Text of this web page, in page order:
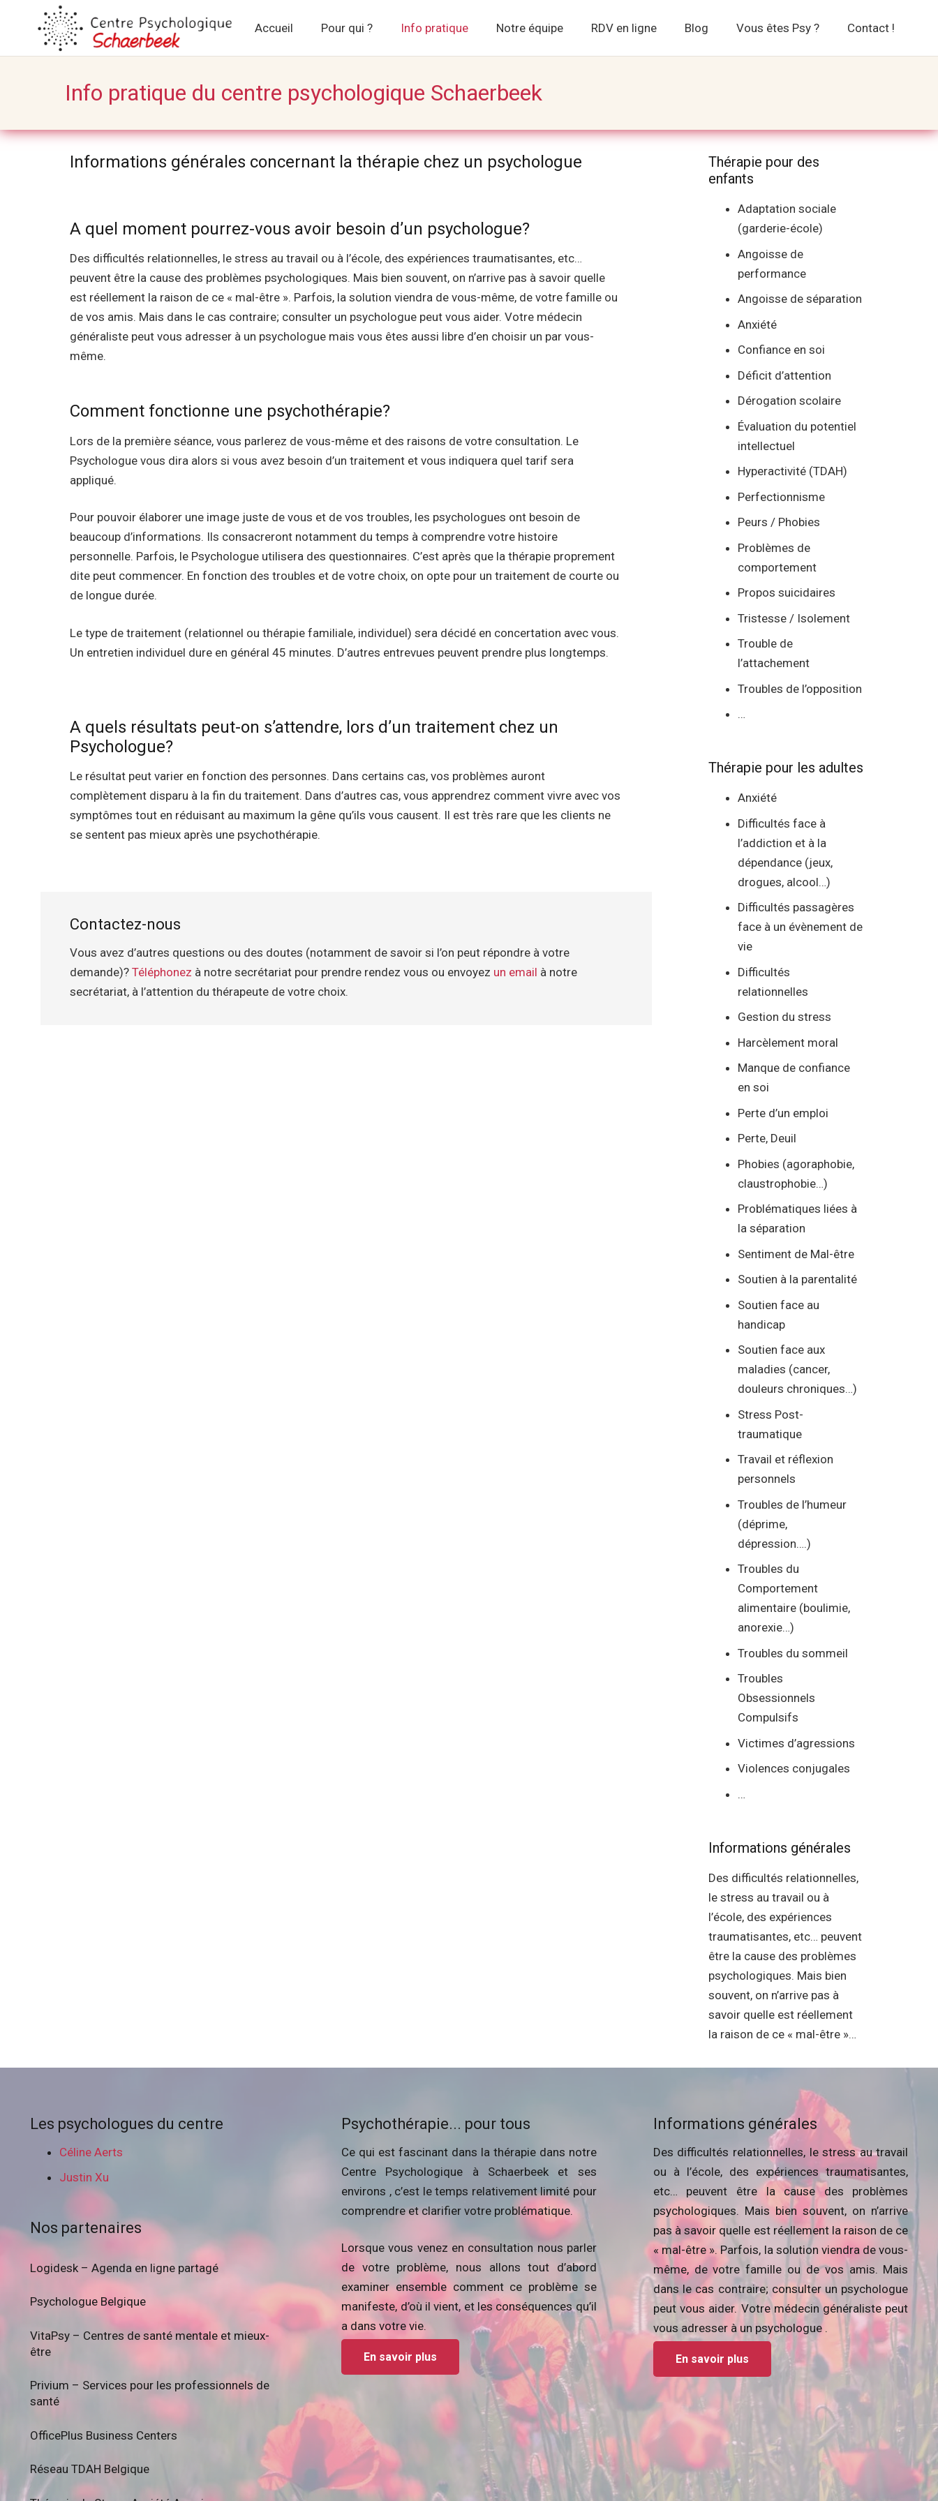
Accueil Pour qui ? Info pratique Notre équipe RDV en ligne Blog Vous êtes Psy ? Contact !
Info pratique du centre psychologique Schaerbeek
Informations générales concernant la thérapie chez un psychologue
A quel moment pourrez-vous avoir besoin d’un psychologue?
Des difficultés relationnelles, le stress au travail ou à l’école, des expériences traumatisantes, etc…
peuvent être la cause des problèmes psychologiques. Mais bien souvent, on n’arrive pas à savoir quelle
est réellement la raison de ce « mal-être ». Parfois, la solution viendra de vous-même, de votre famille ou
de vos amis. Mais dans le cas contraire; consulter un psychologue peut vous aider. Votre médecin
généraliste peut vous adresser à un psychologue mais vous êtes aussi libre d’en choisir un par vous-
même.
Comment fonctionne une psychothérapie?
Lors de la première séance, vous parlerez de vous-même et des raisons de votre consultation. Le
Psychologue vous dira alors si vous avez besoin d’un traitement et vous indiquera quel tarif sera
appliqué.
Pour pouvoir élaborer une image juste de vous et de vos troubles, les psychologues ont besoin de
beaucoup d’informations. Ils consacreront notamment du temps à comprendre votre histoire
personnelle. Parfois, le Psychologue utilisera des questionnaires. C’est après que la thérapie proprement
dite peut commencer. En fonction des troubles et de votre choix, on opte pour un traitement de courte ou
de longue durée.
Le type de traitement (relationnel ou thérapie familiale, individuel) sera décidé en concertation avec vous.
Un entretien individuel dure en général 45 minutes. D’autres entrevues peuvent prendre plus longtemps.
A quels résultats peut-on s’attendre, lors d’un traitement chez un
Psychologue?
Le résultat peut varier en fonction des personnes. Dans certains cas, vos problèmes auront
complètement disparu à la fin du traitement. Dans d’autres cas, vous apprendrez comment vivre avec vos
symptômes tout en réduisant au maximum la gêne qu’ils vous causent. Il est très rare que les clients ne
se sentent pas mieux après une psychothérapie.
Contactez-nous
Vous avez d’autres questions ou des doutes (notamment de savoir si l’on peut répondre à votre
demande)? Téléphonez à notre secrétariat pour prendre rendez vous ou envoyez un email à notre
secrétariat, à l’attention du thérapeute de votre choix.
Thérapie pour des
enfants
Adaptation sociale
(garderie-école)
Angoisse de
performance
Angoisse de séparation
Anxiété
Confiance en soi
Déficit d’attention
Dérogation scolaire
Évaluation du potentiel
intellectuel
Hyperactivité (TDAH)
Perfectionnisme
Peurs / Phobies
Problèmes de
comportement
Propos suicidaires
Tristesse / Isolement
Trouble de
l’attachement
Troubles de l’opposition
…
Thérapie pour les adultes
Anxiété
Difficultés face à
l’addiction et à la
dépendance (jeux,
drogues, alcool…)
Difficultés passagères
face à un évènement de
vie
Difficultés
relationnelles
Gestion du stress
Harcèlement moral
Manque de confiance
en soi
Perte d’un emploi
Perte, Deuil
Phobies (agoraphobie,
claustrophobie…)
Problématiques liées à
la séparation
Sentiment de Mal-être
Soutien à la parentalité
Soutien face au
handicap
Soutien face aux
maladies (cancer,
douleurs chroniques…)
Stress Post-
traumatique
Travail et réflexion
personnels
Troubles de l’humeur
(déprime,
dépression….)
Troubles du
Comportement
alimentaire (boulimie,
anorexie…)
Troubles du sommeil
Troubles
Obsessionnels
Compulsifs
Victimes d’agressions
Violences conjugales
…
Informations générales
Des difficultés relationnelles,
le stress au travail ou à
l’école, des expériences
traumatisantes, etc… peuvent
être la cause des problèmes
psychologiques. Mais bien
souvent, on n’arrive pas à
savoir quelle est réellement
la raison de ce « mal-être »…
Les psychologues du centre
Céline Aerts
Justin Xu
Nos partenaires
Logidesk – Agenda en ligne partagé
Psychologue Belgique
VitaPsy – Centres de santé mentale et mieux-
être
Privium – Services pour les professionnels de
santé
OfficePlus Business Centers
Réseau TDAH Belgique
Psychothérapie... pour tous
Ce qui est fascinant dans la thérapie dans notre
Centre Psychologique à Schaerbeek et ses
environs , c’est le temps relativement limité pour
comprendre et clarifier votre problématique.
Lorsque vous venez en consultation nous parler
de votre problème, nous allons tout d’abord
examiner ensemble comment ce problème se
manifeste, d’où il vient, et les conséquences qu’il
a dans votre vie.
En savoir plus
Informations générales
Des difficultés relationnelles, le stress au travail
ou à l’école, des expériences traumatisantes,
etc… peuvent être la cause des problèmes
psychologiques. Mais bien souvent, on n’arrive
pas à savoir quelle est réellement la raison de ce
« mal-être ». Parfois, la solution viendra de vous-
même, de votre famille ou de vos amis. Mais
dans le cas contraire; consulter un psychologue
peut vous aider. Votre médecin généraliste peut
vous adresser à un psychologue .
En savoir plus